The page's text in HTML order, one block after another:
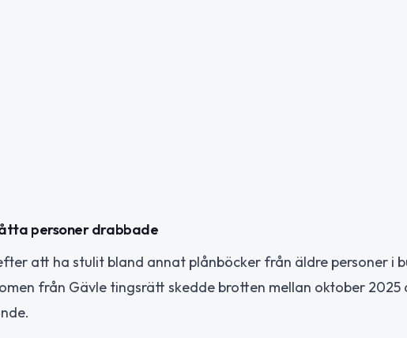
personer drabbade
att ha stulit bland annat plånböcker från äldre personer i
från Gävle tingsrätt skedde brotten mellan oktober